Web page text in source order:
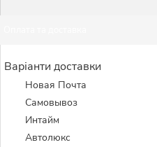
Варіанти доставки
Новая Почта
Самовывоз
Интайм
Автолюкс